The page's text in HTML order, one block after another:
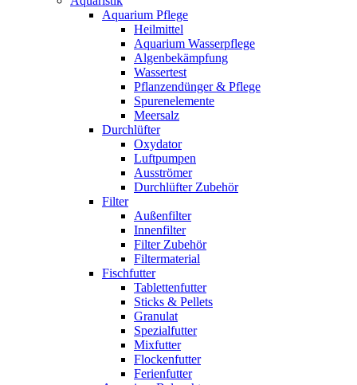
Aquarium Pflege
Heilmittel
Aquarium Wasserpflege
Algenbekämpfung
Wassertest
Pflanzendünger & Pflege
Spurenelemente
Meersalz
Durchlüfter
Oxydator
Luftpumpen
Ausströmer
Durchlüfter Zubehör
Filter
Außenfilter
Innenfilter
Filter Zubehör
Filtermaterial
Fischfutter
Tablettenfutter
Sticks & Pellets
Granulat
Spezialfutter
Mixfutter
Flockenfutter
Ferienfutter